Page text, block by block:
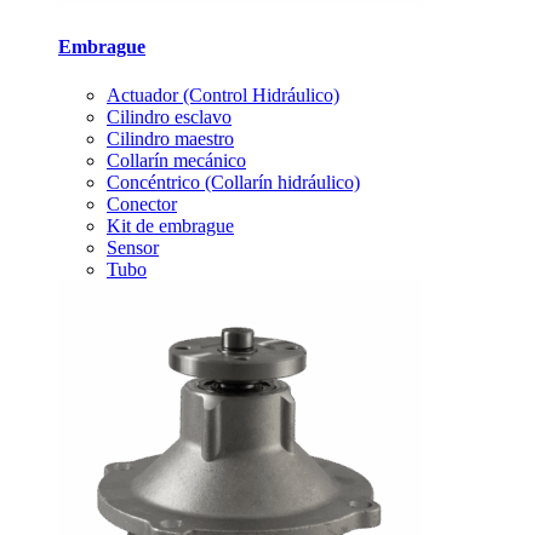
Embrague
Actuador (Control Hidráulico)
Cilindro esclavo
Cilindro maestro
Collarín mecánico
Concéntrico (Collarín hidráulico)
Conector
Kit de embrague
Sensor
Tubo